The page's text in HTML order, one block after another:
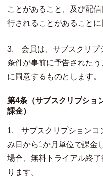
ことがあること、及び配
行されることがあることに
3. 会員は、サブスクリプ
条件が事前に予告された
に同意するものとします。
第4条（サブスクリプショ
課金）
1. サブスクリプションコ
み日から1か月単位で課金
場合、無料トライアル終
ります。